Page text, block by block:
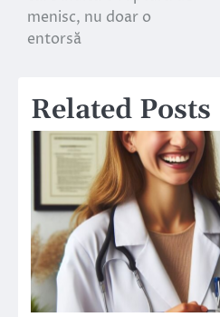
în
articole
menisc, nu doar o
entorsă
Related Posts